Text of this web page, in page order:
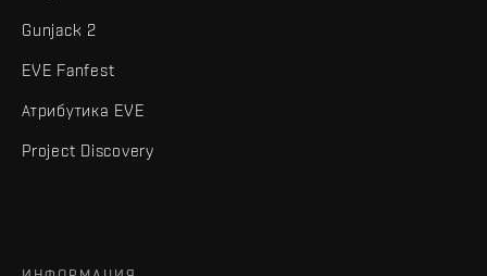
Gunjack 2
EVE Fanfest
Атрибутика EVE
Project Discovery